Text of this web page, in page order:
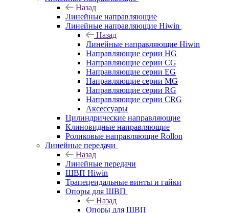
Назад
Линейные направляющие
Линейные направляющие Hiwin
Назад
Линейные направляющие Hiwin
Направляющие серии HG
Направляющие серии CG
Направляющие серии EG
Направляющие серии MG
Направляющие серии RG
Направляющие серии CRG
Аксессуары
Цилиндрические направляющие
Клиновидные направляющие
Роликовые направляющие Rollon
Линейные передачи
Назад
Линейные передачи
ШВП Hiwin
Трапецеидальные винты и гайки
Опоры для ШВП
Назад
Опоры для ШВП